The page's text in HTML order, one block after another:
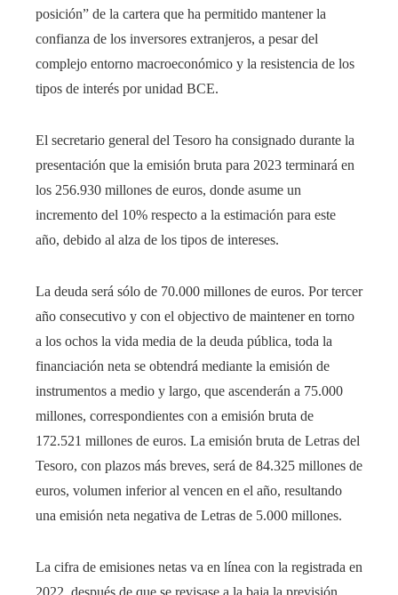
posición” de la cartera que ha permitido mantener la
confianza de los inversores extranjeros, a pesar del
complejo entorno macroeconómico y la resistencia de los
tipos de interés por unidad BCE.
El secretario general del Tesoro ha consignado durante la
presentación que la emisión bruta para 2023 terminará en
los 256.930 millones de euros, donde asume un
incremento del 10% respecto a la estimación para este
año, debido al alza de los tipos de intereses.
La deuda será sólo de 70.000 millones de euros. Por tercer
año consecutivo y con el objectivo de maintener en torno
a los ochos la vida media de la deuda pública, toda la
financiación neta se obtendrá mediante la emisión de
instrumentos a medio y largo, que ascenderán a 75.000
millones, correspondientes con a emisión bruta de
172.521 millones de euros. La emisión bruta de Letras del
Tesoro, con plazos más breves, será de 84.325 millones de
euros, volumen inferior al vencen en el año, resultando
una emisión neta negativa de Letras de 5.000 millones.
La cifra de emisiones netas va en línea con la registrada en
2022, después de que se revisase a la baja la previsión